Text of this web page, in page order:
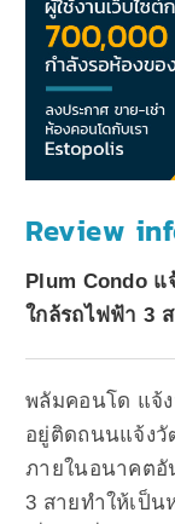
Review
Plum Condo
ใกล้รถไฟฟ้า 3
พลัมคอนโด แจ้
อยู่ติดถนนแจ้งวั
ภายในอนาคตอั
3 สายทำให้เป็น